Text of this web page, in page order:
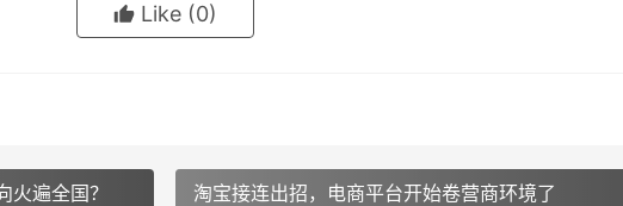
Like (0)
火遍全国？ 淘宝接连出招，电商平台开始卷营商环境了